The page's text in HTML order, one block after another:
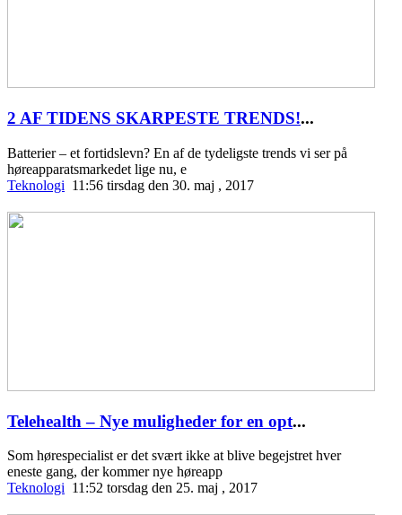
2 AF TIDENS SKARPESTE TRENDS!...
Batterier – et fortidslevn? En af de tydeligste trends vi ser på
høreapparatsmarkedet lige nu, e
Teknologi 11:56 tirsdag den 30. maj , 2017
Telehealth – Nye muligheder for en opt...
Som hørespecialist er det svært ikke at blive begejstret hver
eneste gang, der kommer nye høreapp
Teknologi 11:52 torsdag den 25. maj , 2017